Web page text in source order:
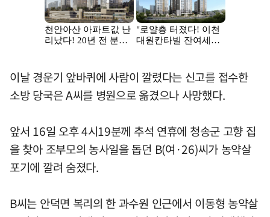
이날 경운기 앞바퀴에 사람이 깔렸다는 신고를 접수한
소방 당국은 A씨를 병원으로 옮겼으나 사망했다.
앞서 16일 오후 4시19분께 추석 연휴에 청송군 고향 집
을 찾아 조부모의 농사일을 돕던 B(여·26)씨가 농약살
포기에 깔려 숨졌다.
B씨는 안덕면 복리의 한 과수원 인근에서 이동형 농약살